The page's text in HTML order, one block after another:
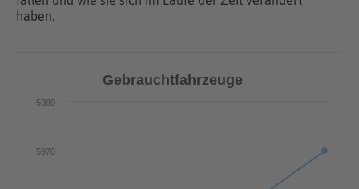
haben.
Gebrauchtfahrzeuge
5970
5980